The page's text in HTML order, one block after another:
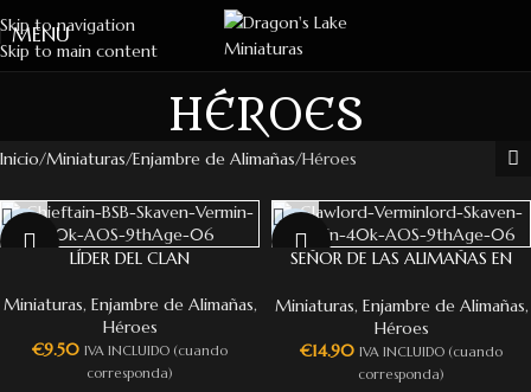
Skip to navigation
Skip to main content
MENU
HÉROES
Inicio Miniaturas Enjambre de Alimañas Héroes
NEW
LÍDER DEL CLAN
Miniaturas, Enjambre de Alimañas,
Héroes
€9.50 IVA INCLUIDO (cuando
corresponda)
NEW
SEÑOR DE LAS ALIMAÑAS EN
Miniaturas, Enjambre de Alimañas,
Héroes
€14.90 IVA INCLUIDO (cuando
corresponda)